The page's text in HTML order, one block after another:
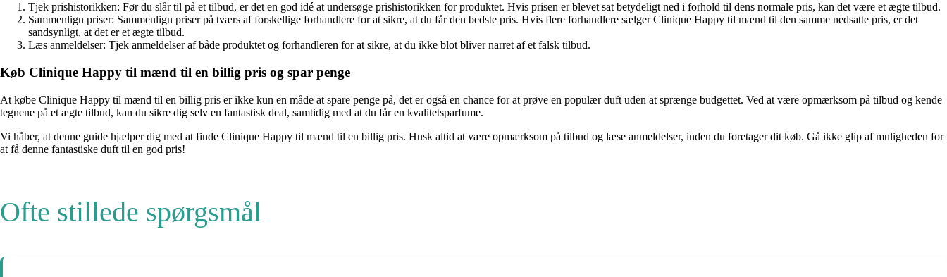
Tjek prishistorikken: Før du slår til på et tilbud, er det en god idé at undersøge prishistorikken for produktet. Hvis prisen er blevet sat betydeligt ned i forhold til dens normale pris, kan det være et ægte tilbud.
Sammenlign priser: Sammenlign priser på tværs af forskellige forhandlere for at sikre, at du får den bedste pris. Hvis flere forhandlere sælger Clinique Happy til mænd til den samme nedsatte pris, er det
sandsynligt, at det er et ægte tilbud.
Læs anmeldelser: Tjek anmeldelser af både produktet og forhandleren for at sikre, at du ikke blot bliver narret af et falsk tilbud.
Køb Clinique Happy til mænd til en billig pris og spar penge
At købe Clinique Happy til mænd til en billig pris er ikke kun en måde at spare penge på, det er også en chance for at prøve en populær duft uden at sprænge budgettet. Ved at være opmærksom på tilbud og kende
tegnene på et ægte tilbud, kan du sikre dig selv en fantastisk deal, samtidig med at du får en kvalitetsparfume.
Vi håber, at denne guide hjælper dig med at finde Clinique Happy til mænd til en billig pris. Husk altid at være opmærksom på tilbud og læse anmeldelser, inden du foretager dit køb. Gå ikke glip af muligheden for
at få denne fantastiske duft til en god pris!
Ofte stillede spørgsmål